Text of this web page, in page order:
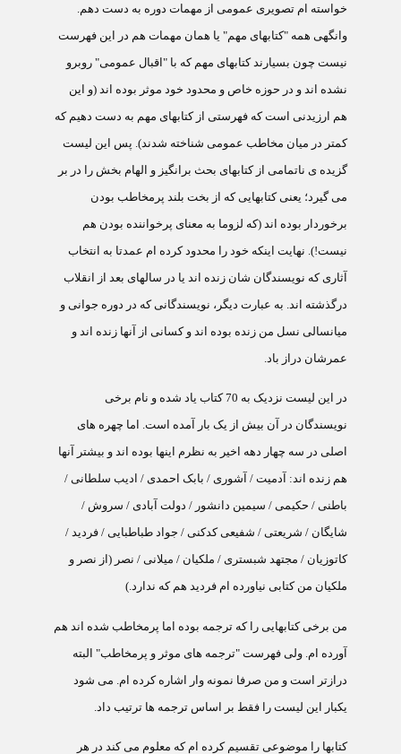
خواسته ام تصویری عمومی از مهمات دوره به دست دهم.
وانگهی همه "کتابهای مهم" یا همان مهمات هم در این فهرست
نیست چون بسیارند کتابهای مهم که با "اقبال عمومی" روبرو
نشده اند و در حوزه خاص و محدود خود موثر بوده اند (و این
هم ارزیدنی است که فهرستی از کتابهای مهم به دست دهیم که
کمتر در میان مخاطب عمومی شناخته شدند). پس این لیست
گزیده ی ناتمامی از کتابهای بحث برانگیز و الهام بخش را در بر
می گیرد؛ یعنی کتابهایی که از بخت بلند پرمخاطب بودن
برخوردار بوده اند (که لزوما به معنای پرخواننده بودن هم
نیست!). نهایت اینکه خود را محدود کرده ام عمدتا به انتخاب
آثاری که نویسندگان شان زنده اند یا در سالهای بعد از انقلاب
درگذشته اند. به عبارت دیگر، نویسندگانی که در دوره جوانی و
میانسالی نسل من زنده بوده اند و کسانی از آنها زنده اند و
عمرشان دراز باد
در این لیست نزدیک به 70 کتاب یاد شده و نام برخی
نویسندگان در آن بیش از یک بار آمده است. اما چهره های
اصلی در سه چهار دهه اخیر به نظرم اینها بوده اند و بیشتر آنها
هم زنده اند: آدمیت / آشوری / بابک احمدی / ادیب سلطانی /
باطنی / حکیمی / سیمین دانشور / دولت آبادی / سروش /
شایگان / شریعتی / شفیعی کدکنی / جواد طباطبایی / فردید /
کاتوزیان / مجتهد شبستری / ملکیان / میلانی / نصر (از نصر و
ملکیان من کتابی نیاورده ام فردید هم که ندارد.)
من برخی کتابهایی را که ترجمه بوده اما پرمخاطب شده اند هم
آورده ام. ولی فهرست "ترجمه های موثر و پرمخاطب" البته
درازتر است و من صرفا نمونه وار اشاره کرده ام. می شود
یکبار این لیست را فقط بر اساس ترجمه ها ترتیب داد
کتابها را موضوعی تقسیم کرده ام که معلوم می کند در هر